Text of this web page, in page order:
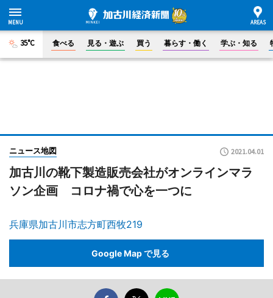
35°C 食べる 見る・遊ぶ 買う 暮らす・働く 学ぶ・知る
ニュース地図 2021.04.01
加古川の靴下製造販売会社がオンラインマラ
ソン企画 コロナ禍で心を一つに
兵庫県加古川市志方町西牧219
Google Map で見る